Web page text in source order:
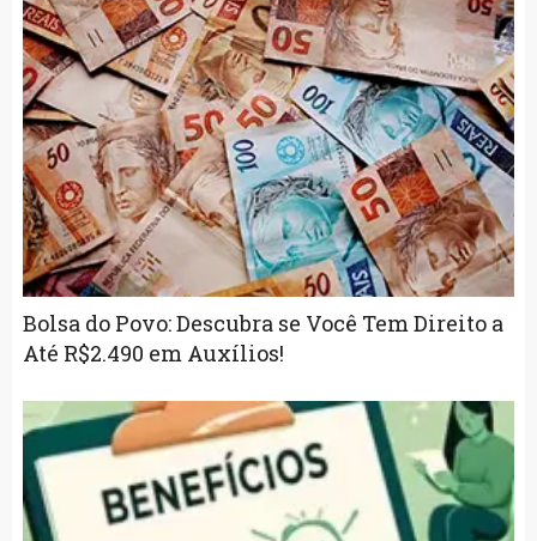
Bolsa do Povo: Descubra se Você Tem Direito a
Até R$2.490 em Auxílios!